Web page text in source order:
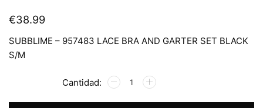
€38.99
SUBBLIME – 957483 LACE BRA AND GARTER SET BLACK
S/M
Alternative: